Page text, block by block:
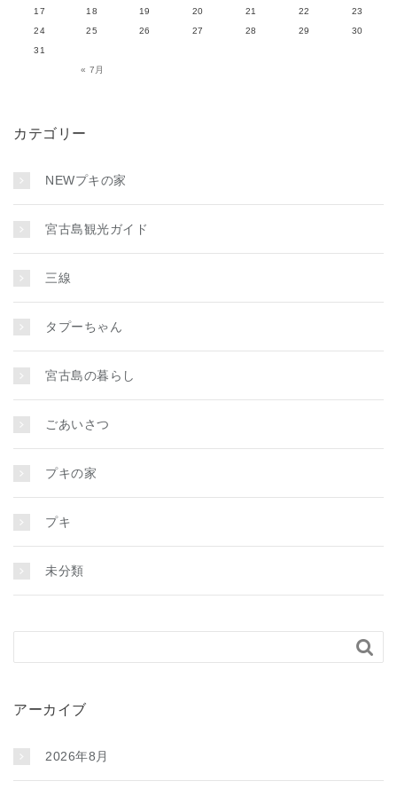
« 7月
17 18 19 20 21 22
23
24
25 26 27 28 29
30
31
カテゴリー
NEWプキの家
宮古島観光ガイド
三線
タプーちゃん
宮古島の暮らし
ごあいさつ
プキの家
プキ
未分類

アーカイブ
2026年8月